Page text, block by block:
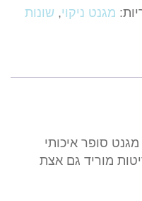
מגנט ניקוי, שונות
לזכוכית 12 מ"מ מגנט סופר איכותי
מוריד גם אצת